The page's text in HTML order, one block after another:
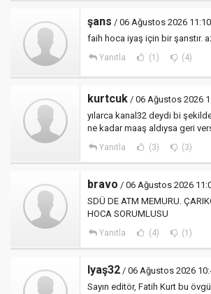
şans / 06 Ağustos 2026 11:10
faih hoca iyaş için bir şanstır.
Yanıtla (1) (4)
kurtcuk / 06 Ağustos 2026
yılarca kanal32 deydi bi
ne kadar maaş aldıysa geri
Yanıtla (3) (3)
bravo / 06 Ağustos 2026
SDÜ DE ATM MEMURU.
HOCA SORUMLUSU
Yanıtla (4) (1)
Iyaş32 / 06 Ağustos 2026
Sayın editör, Fatih Kurt bu